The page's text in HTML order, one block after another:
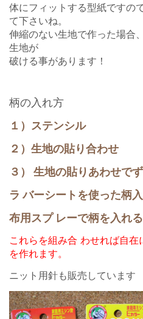
体にフィットする型紙ですの
て下さいね。
伸縮のない生地で作った場合
生地が
破ける事があります！
柄の入れ方
１）ステンシル
２）生地の貼り合わせ
３） 生地の貼りあわせで
ラ バーシートを使った柄
布用スプ レーで柄を入れ
これらを組み合 わせれば自
を作れます。
ニット用針も販売しています